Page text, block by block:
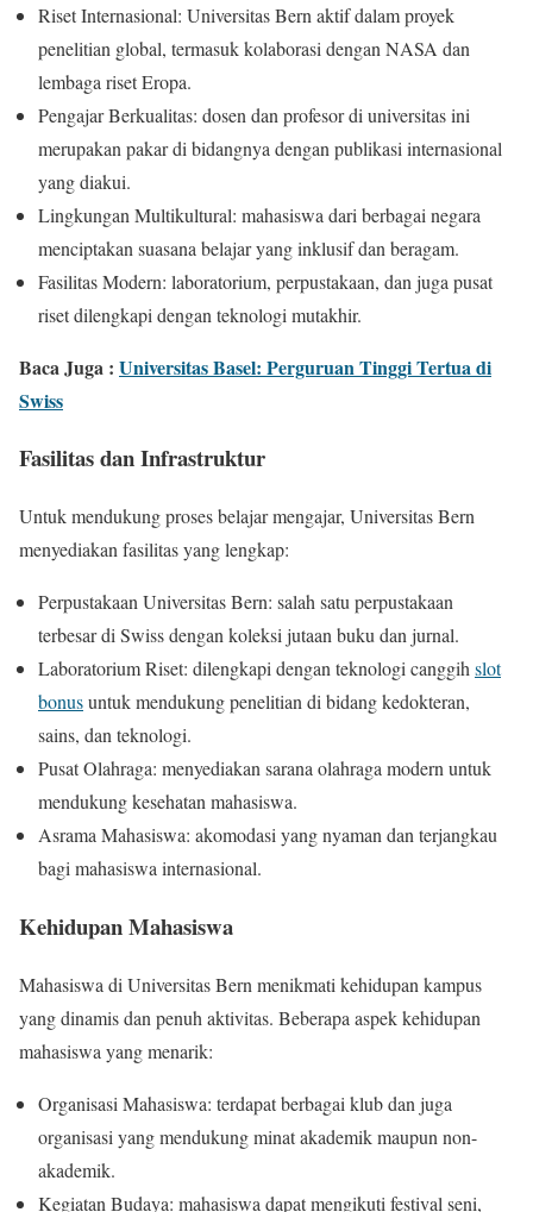
Riset Internasional: Universitas Bern aktif dalam proyek
penelitian global, termasuk kolaborasi dengan NASA dan
lembaga riset Eropa.
Pengajar Berkualitas: dosen dan profesor di universitas ini
merupakan pakar di bidangnya dengan publikasi internasional
yang diakui.
Lingkungan Multikultural: mahasiswa dari berbagai negara
menciptakan suasana belajar yang inklusif dan beragam.
Fasilitas Modern: laboratorium, perpustakaan, dan juga pusat
riset dilengkapi dengan teknologi mutakhir.
Baca Juga : Universitas Basel: Perguruan Tinggi Tertua di
Swiss
Fasilitas dan Infrastruktur
Untuk mendukung proses belajar mengajar, Universitas Bern
menyediakan fasilitas yang lengkap:
Perpustakaan Universitas Bern: salah satu perpustakaan
terbesar di Swiss dengan koleksi jutaan buku dan jurnal.
Laboratorium Riset: dilengkapi dengan teknologi canggih slot
bonusuntuk mendukung penelitian di bidang kedokteran,
sains, dan teknologi.
Pusat Olahraga: menyediakan sarana olahraga modern untuk
mendukung kesehatan mahasiswa.
Asrama Mahasiswa: akomodasi yang nyaman dan terjangkau
bagi mahasiswa internasional.
Kehidupan Mahasiswa
Mahasiswa di Universitas Bern menikmati kehidupan kampus
yang dinamis dan penuh aktivitas. Beberapa aspek kehidupan
mahasiswa yang menarik:
Organisasi Mahasiswa: terdapat berbagai klub dan juga
organisasi yang mendukung minat akademik maupun non-
akademik.
Kegiatan Budaya: mahasiswa dapat mengikuti festival seni,